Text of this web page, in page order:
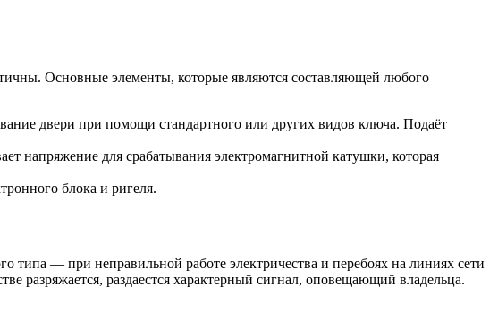
Основные элементы, которые являются составляющей любого
двери при помощи стандартного или других видов ключа. Подаёт
напряжение для срабатывания электромагнитной катушки, которая
блока и ригеля.
типа — при неправильной работе электричества и перебоях на линиях сети
разряжается, раздаестся характерный сигнал, оповещающий владельца.